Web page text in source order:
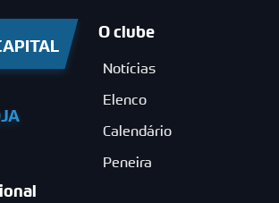
O clube
Notícias
Elenco
Calendário
Peneira